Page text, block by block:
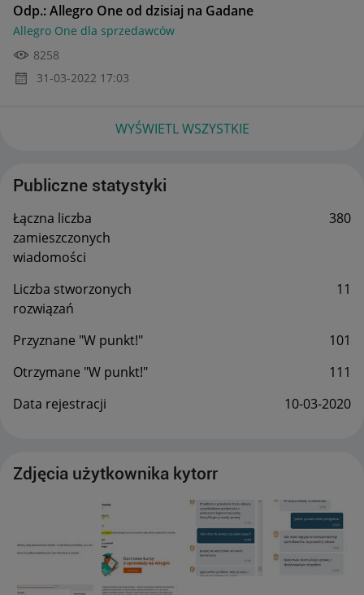
Odp.: Allegro One od dzisiaj na Gadane
Allegro One dla sprzedawców
8258
‎31-03-2022 17:03
WYŚWIETL WSZYSTKIE
Publiczne statystyki
Łączna liczba
zamieszczonych
wiadomości
380
Liczba stworzonych
rozwiązań
11
Przyznane "W punkt!"
101
Otrzymane "W punkt!"
111
Data rejestracji
‎10-03-2020
Zdjęcia użytkownika kytorr